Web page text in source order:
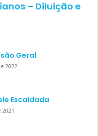
– Diluição e
Geral
2022
Escaldada